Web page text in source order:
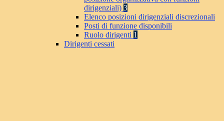
dirigenziali) 3
Elenco posizioni dirigenziali discrezionali
Posti di funzione disponibili
Ruolo dirigenti 1
Dirigenti cessati